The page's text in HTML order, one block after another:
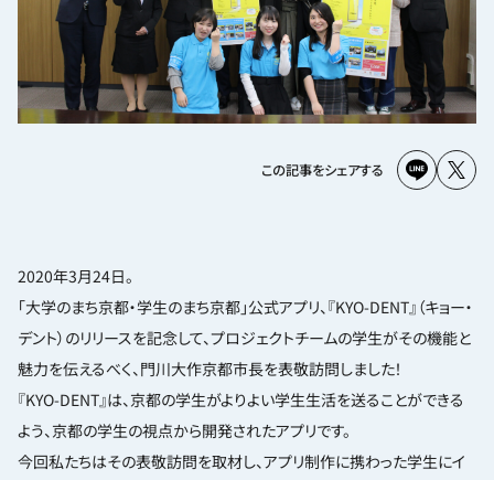
この記事をシェアする
2020年3月24日。
「大学のまち京都・学生のまち京都」公式アプリ、『KYO-DENT』（キョー・
デント）のリリースを記念して、プロジェクトチームの学生がその機能と
魅力を伝えるべく、門川大作京都市長を表敬訪問しました！
『KYO-DENT』は、京都の学生がよりよい学生生活を送ることができる
よう、京都の学生の視点から開発されたアプリです。
今回私たちはその表敬訪問を取材し、アプリ制作に携わった学生にイ